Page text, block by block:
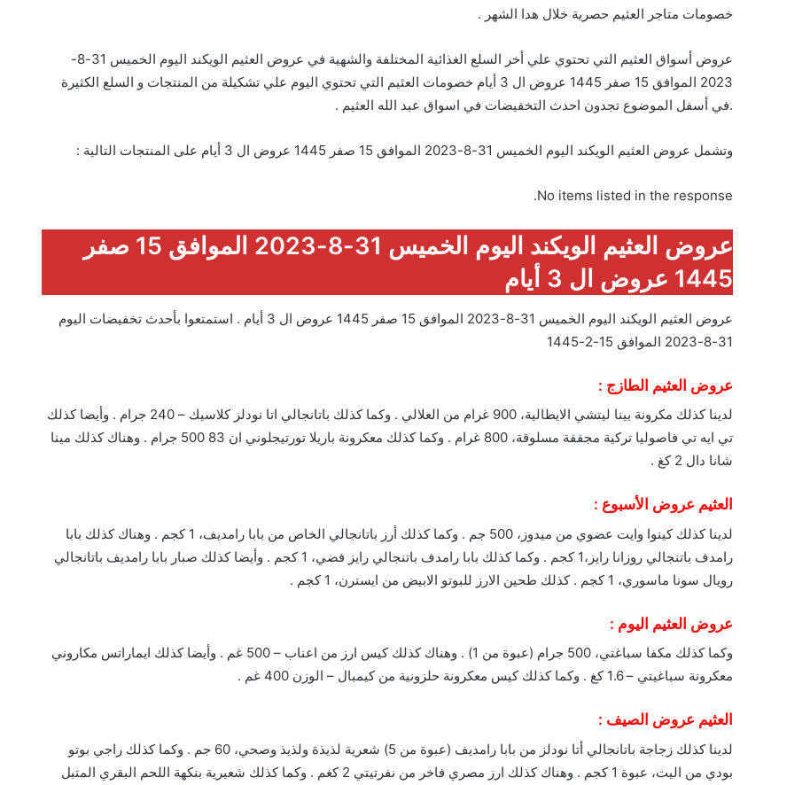
خصومات متاجر العثيم حصرية خلال هدا الشهر .
عروض أسواق العثيم التي تحتوي علي أخر السلع الغذائية المختلفة والشهية في عروض العثيم الويكند اليوم الخميس 31-8-
2023 الموافق 15 صفر 1445 عروض ال 3 أيام خصومات العثيم التي تحتوي اليوم علي تشكيلة من المنتجات و السلع الكثيرة
.في أسفل الموضوع تجدون احدث التخفيضات في اسواق عبد الله العثيم .
وتشمل عروض العثيم الويكند اليوم الخميس 31-8-2023 الموافق 15 صفر 1445 عروض ال 3 أيام على المنتجات التالية :
No items listed in the response.
عروض العثيم الويكند اليوم الخميس 31-8-2023 الموافق 15 صفر
1445 عروض ال 3 أيام
عروض العثيم الويكند اليوم الخميس 31-8-2023 الموافق 15 صفر 1445 عروض ال 3 أيام . استمتعوا بأحدث تخفيضات اليوم
31-8-2023 الموافق 15-2-1445
عروض العثيم الطازج :
لدينا كذلك مكرونة بينا ليتشي الايطالية، 900 غرام من العلالي . وكما كذلك باتانجالي اتا نودلز كلاسيك – 240 جرام . وأيضا كذلك
تي ايه تي فاصوليا تركية مجففة مسلوقة، 800 غرام . وكما كذلك معكرونة باريلا تورتيجلوني ان 83 500 جرام . وهناك كذلك مينا
شانا دال 2 كغ .
العثيم عروض الأسبوع :
لدينا كذلك كينوا وايت عضوي من ميدوز، 500 جم . وكما كذلك أرز باتانجالي الخاص من بابا رامديف، 1 كجم . وهناك كذلك بابا
رامدف باتنجالي روزانا رايز،1 كجم . وكما كذلك بابا رامدف باتنجالي رايز فضي، 1 كجم . وأيضا كذلك صبار بابا رامديف باتانجالي
رويال سونا ماسوري، 1 كجم . كذلك طحين الارز للبوتو الابيض من ايسترن، 1 كجم .
عروض العثيم اليوم :
وكما كذلك مكفا سباغتي، 500 جرام (عبوة من 1) . وهناك كذلك كيس ارز من اعناب – 500 غم . وأيضا كذلك ايماراتس مكاروني
معكرونة سباغيتي – 1.6 كغ . وكما كذلك كيس معكرونة حلزونية من كيمبال – الوزن 400 غم .
العثيم عروض الصيف :
لدينا كذلك زجاجة باتانجالي أتا نودلز من بابا رامديف (عبوة من 5) شعرية لذيذة ولذيذ وصحي، 60 جم . وكما كذلك راجي بوتو
بودي من اليت، عبوة 1 كجم . وهناك كذلك ارز مصري فاخر من نفرتيتي 2 كغم . وكما كذلك شعيرية بنكهة اللحم البقري المتبل